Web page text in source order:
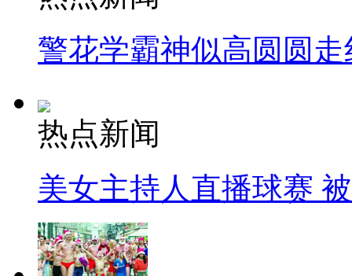
警花学霸神似高圆圆走
热点新闻
美女主持人直播球赛